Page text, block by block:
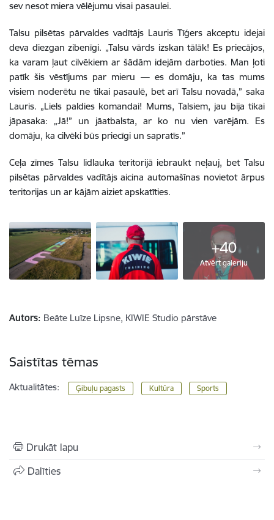
sev nesot miera vēlējumu visai pasaulei.
Talsu pilsētas pārvaldes vadītājs Lauris Tīģers akceptu idejai
deva diezgan zibenīgi. „Talsu vārds izskan tālāk! Es priecājos,
ka varam ļaut cilvēkiem ar šādām idejām darboties. Man ļoti
patīk šis vēstījums par mieru — es domāju, ka tas mums
visiem noderētu ne tikai pasaulē, bet arī Talsu novadā,” saka
Lauris. „Liels paldies komandai! Mums, Talsiem, jau bija tikai
jāpasaka: „Jā!” un jāatbalsta, ar ko nu vien varējām. Es
domāju, ka cilvēki būs priecīgi un sapratīs.”
Ceļa zīmes Talsu lidlauka teritorijā iebraukt neļauj, bet Talsu
pilsētas pārvaldes vadītājs aicina automašīnas novietot ārpus
teritorijas un ar kājām aiziet apskatīties.
+40
Atvērt galeriju
Autors: Beāte Luīze Lipsne, KIWIE Studio pārstāve
Saistītas tēmas
Aktualitātes: Ģibuļu pagasts Kultūra Sports
Drukāt lapu
Dalīties